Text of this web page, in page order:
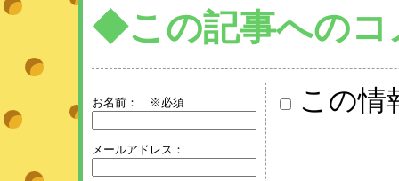
◆この記事へのコ
お名前： ※必須
メールアドレス：
この情